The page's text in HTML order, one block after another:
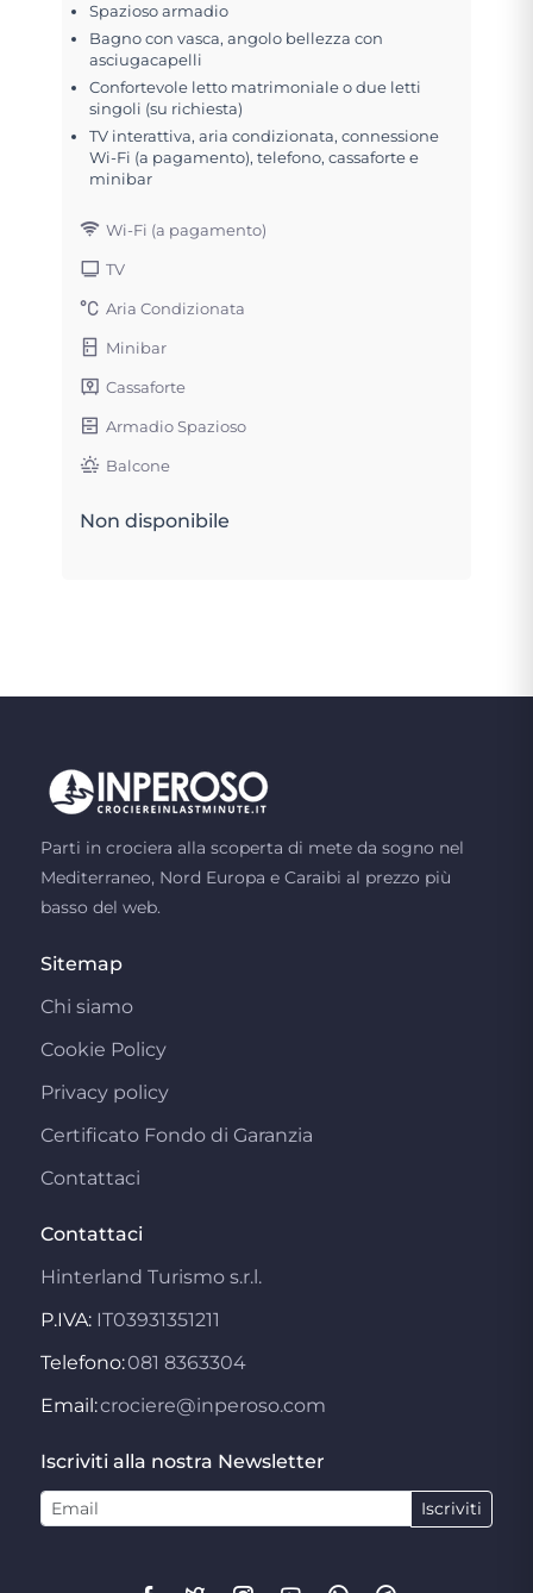
Spazioso armadio
Bagno con vasca, angolo bellezza con
asciugacapelli
Confortevole letto matrimoniale o due letti
singoli (su richiesta)
TV interattiva, aria condizionata, connessione
Wi-Fi (a pagamento), telefono, cassaforte e
minibar
Wi-Fi (a pagamento)
TV
Aria Condizionata
Minibar
Cassaforte
Armadio Spazioso
Balcone
Non disponibile
Parti in crociera alla scoperta di mete da sogno nel
Mediterraneo, Nord Europa e Caraibi al prezzo più
basso del web.
Sitemap
Chi siamo
Cookie Policy
Privacy policy
Certificato Fondo di Garanzia
Contattaci
Contattaci
Hinterland Turismo s.r.l.
P.IVA: IT03931351211
Telefono:081 8363304
Email:crociere@inperoso.com
Iscriviti alla nostra Newsletter
Iscriviti